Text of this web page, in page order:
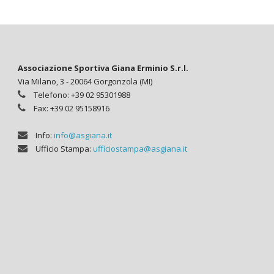
Associazione Sportiva Giana Erminio S.r.l.
Via Milano, 3 - 20064 Gorgonzola (MI)
Telefono: +39 02 95301988
Fax: +39 02 95158916
Info: info@asgiana.it
Ufficio Stampa: ufficiostampa@asgiana.it